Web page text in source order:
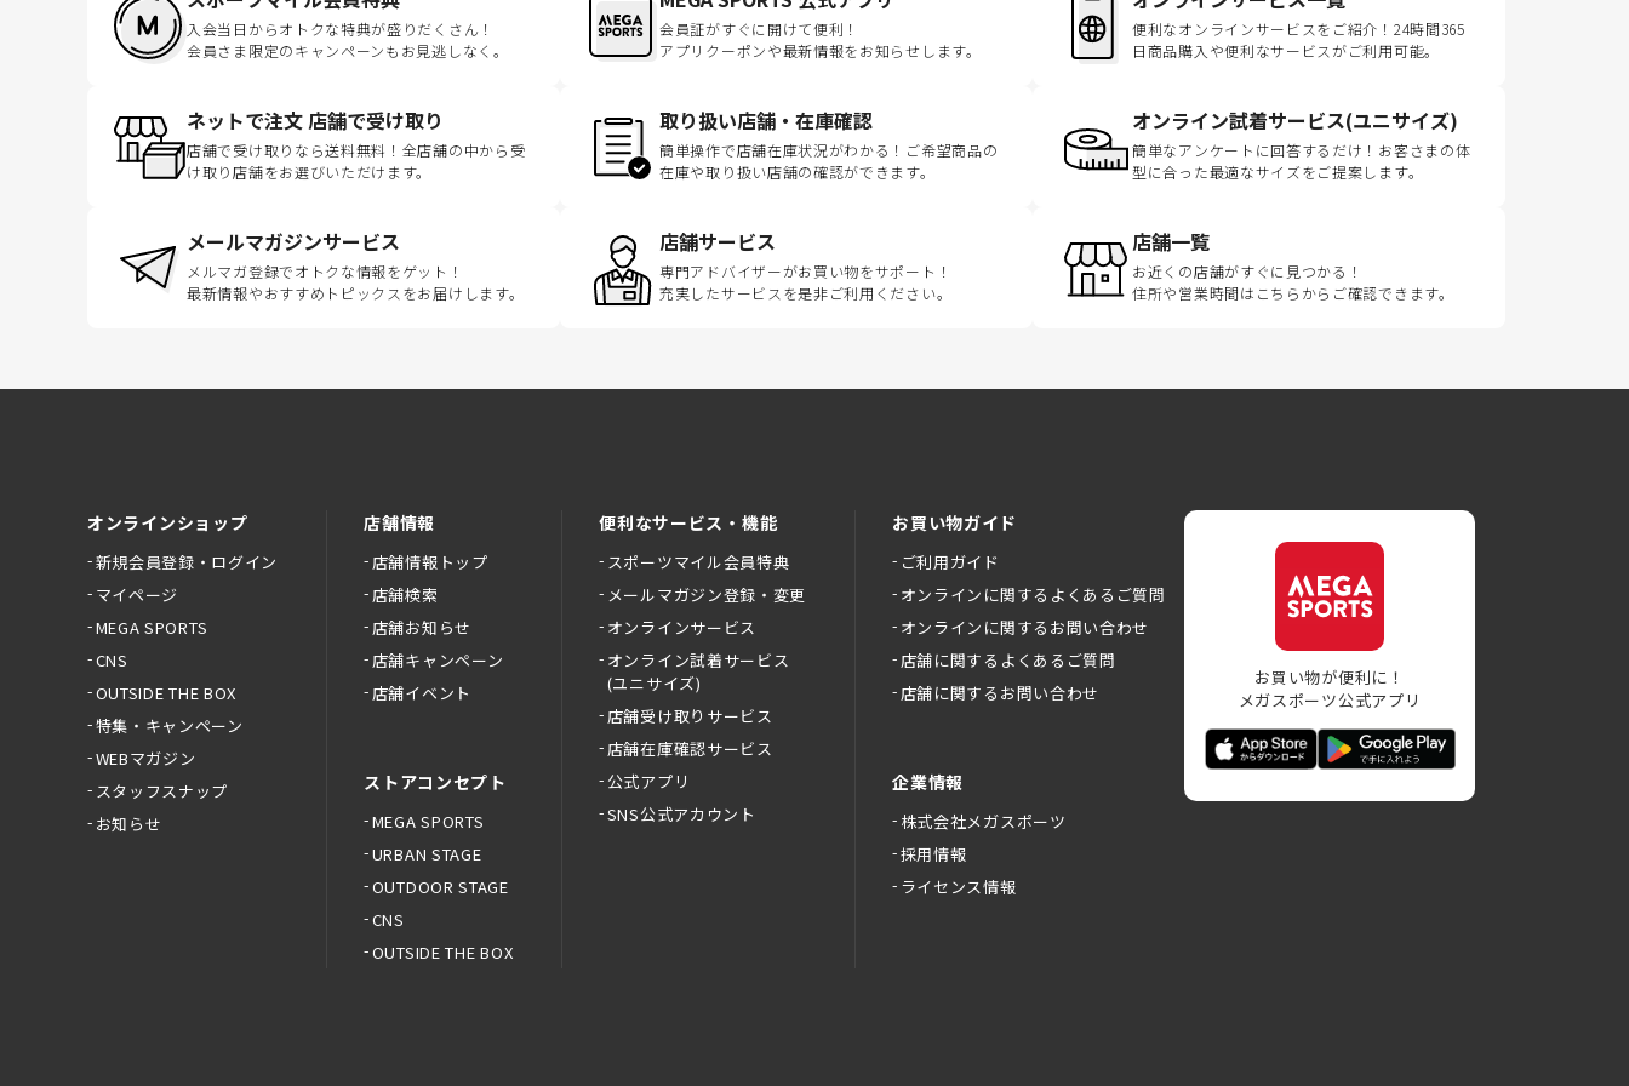
入会当日からオトクな特典が盛りだくさん！
会員さま限定のキャンペーンもお見逃しなく。
会員証がすぐに開けて便利！
アプリクーポンや最新情報をお知らせします。
便利なオンラインサービスをご紹介！24時間365
日商品購入や便利なサービスがご利用可能。
ネットで注文 店舗で受け取り
店舗で受け取りなら送料無料！全店舗の中から受
け取り店舗をお選びいただけます。
取り扱い店舗・在庫確認
簡単操作で店舗在庫状況がわかる！ご希望商品の
在庫や取り扱い店舗の確認ができます。
オンライン試着サービス(ユニサイズ)
簡単なアンケートに回答するだけ！お客さまの体
型に合った最適なサイズをご提案します。
メールマガジンサービス
メルマガ登録でオトクな情報をゲット！
最新情報やおすすめトピックスをお届けします。
店舗サービス
専門アドバイザーがお買い物をサポート！
充実したサービスを是非ご利用ください。
店舗一覧
お近くの店舗がすぐに見つかる！
住所や営業時間はこちらからご確認できます。
オンラインショップ
新規会員登録・ログイン
マイページ
MEGA SPORTS
CNS
OUTSIDE THE BOX
特集・キャンペーン
WEBマガジン
スタッフスナップ
お知らせ
店舗情報
店舗情報トップ
店舗検索
店舗お知らせ
店舗キャンペーン
店舗イベント
ストアコンセプト
MEGA SPORTS
URBAN STAGE
OUTDOOR STAGE
CNS
OUTSIDE THE BOX
便利なサービス・機能
スポーツマイル会員特典
メールマガジン登録・変更
オンラインサービス
オンライン試着サービス
(ユニサイズ)
店舗受け取りサービス
店舗在庫確認サービス
公式アプリ
SNS公式アカウント
お買い物ガイド
ご利用ガイド
オンラインに関するよくあるご質問
オンラインに関するお問い合わせ
店舗に関するよくあるご質問
店舗に関するお問い合わせ
企業情報
株式会社メガスポーツ
採用情報
ライセンス情報
お買い物が便利に！
メガスポーツ公式アプリ